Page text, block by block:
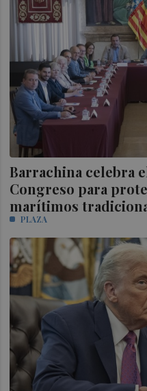
Barrachina celebra
Congreso para
marítimos
PLAZA